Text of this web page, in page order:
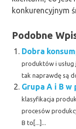
konkurencyjnym
Podobne
Dobra
produktów i usług
tak naprawdę są
Grupa A i B w
klasyfikacja
procesów
B to[...]...